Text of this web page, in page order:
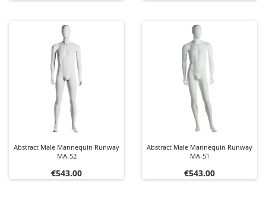
Abstract Male Mannequin Runway
MA-52
Price
€543.00
Abstract Male Mannequin Runway
MA-51
Price
€543.00